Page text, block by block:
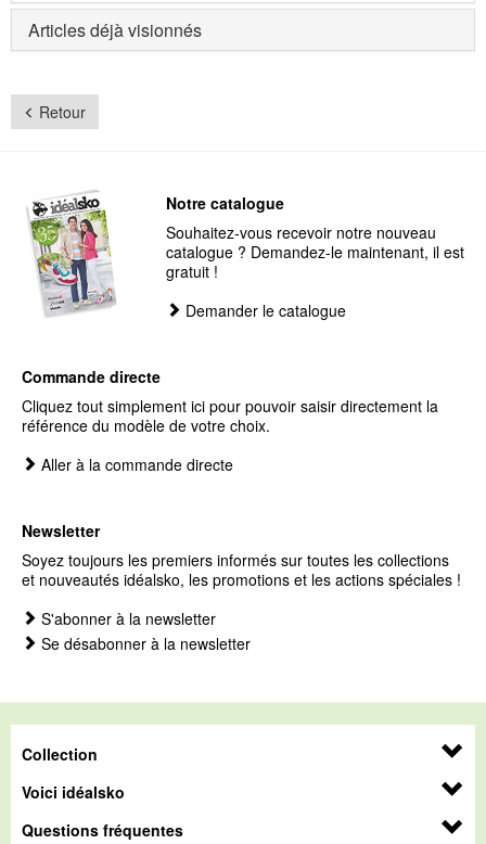
Articles déjà visionnés
Retour
Notre catalogue
Souhaitez-vous recevoir notre nouveau
catalogue ? Demandez-le maintenant, il est
gratuit !
Demander le catalogue
Commande directe
Cliquez tout simplement ici pour pouvoir saisir directement la
référence du modèle de votre choix.
Aller à la commande directe
Newsletter
Soyez toujours les premiers informés sur toutes les collections
et nouveautés idéalsko, les promotions et les actions spéciales !
S'abonner à la newsletter
Se désabonner à la newsletter
Collection
Voici idéalsko
Questions fréquentes